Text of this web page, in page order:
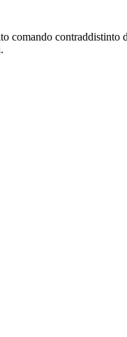
comando